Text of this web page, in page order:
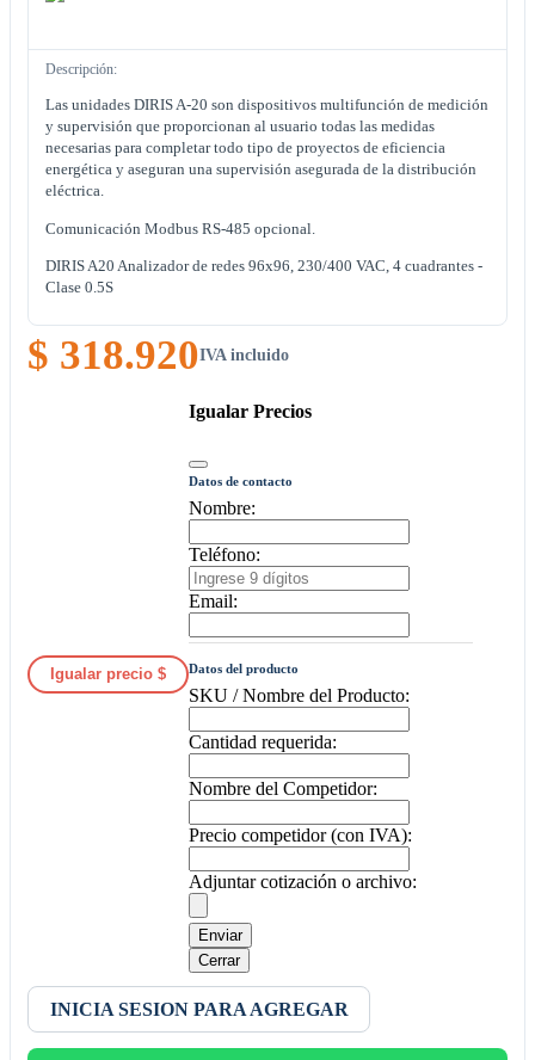
Descripción:
Las unidades DIRIS A-20 son dispositivos multifunción de medición
y supervisión que proporcionan al usuario todas las medidas
necesarias para completar todo tipo de proyectos de eficiencia
energética y aseguran una supervisión asegurada de la distribución
eléctrica.
Comunicación Modbus RS-485 opcional.
DIRIS A20 Analizador de redes 96x96, 230/400 VAC, 4 cuadrantes -
Clase 0.5S
$ 318.920IVA incluido
Igualar precio $
Igualar Precios
Datos de contacto
Nombre:
Teléfono:
Email:
Datos del producto
SKU / Nombre del Producto:
Cantidad requerida:
Nombre del Competidor:
Precio competidor (con IVA):
Adjuntar cotización o archivo:
Enviar
Cerrar
INICIA SESION PARA AGREGAR